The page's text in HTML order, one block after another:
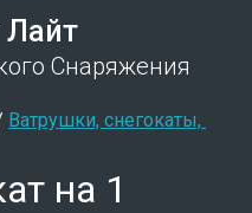
Лайт
Снаряжения
Ватрушки, снегокаты,
на 1